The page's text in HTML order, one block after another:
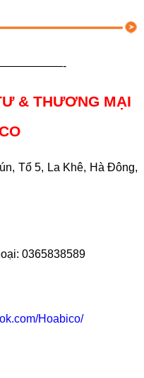
& THƯƠNG MẠI
Tổ 5, La Khê, Hà Đông,
0365838589
Hoabico/